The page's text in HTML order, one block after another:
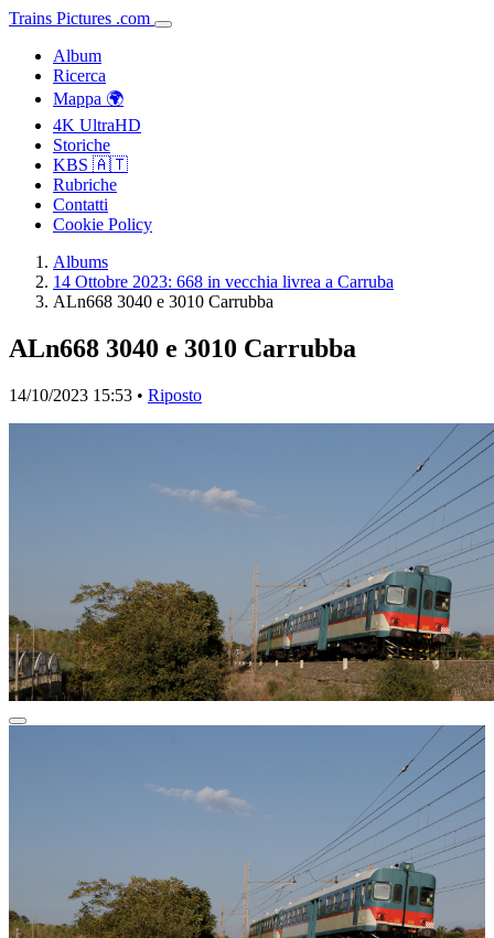
Trains Pictures .com
Album
Ricerca
Mappa 🌍
4K UltraHD
Storiche
KBS 🇦🇹
Rubriche
Contatti
Cookie Policy
Albums
14 Ottobre 2023: 668 in vecchia livrea a Carruba
ALn668 3040 e 3010 Carrubba
ALn668 3040 e 3010 Carrubba
14/10/2023 15:53 • Riposto